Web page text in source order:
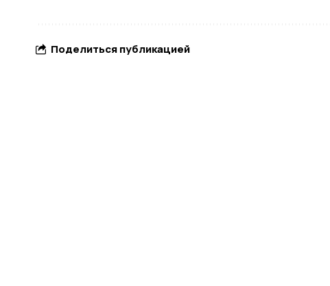
Поделиться публикацией